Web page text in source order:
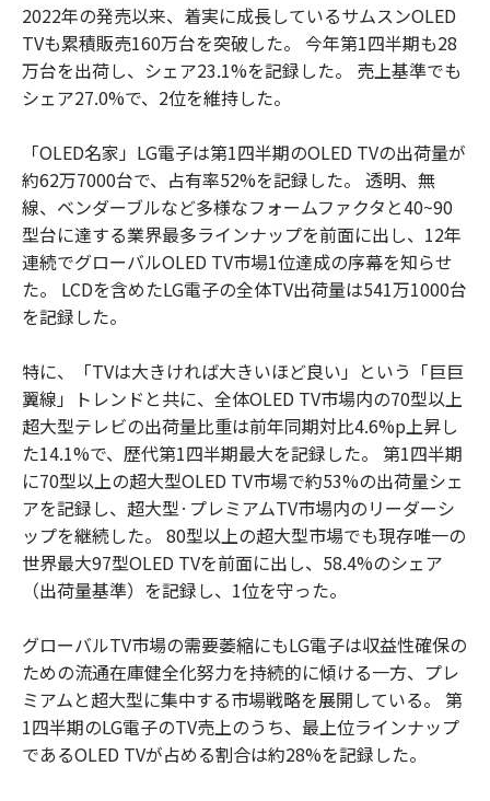
2022年の発売以来、着実に成長しているサムスンOLED
TVも累積販売160万台を突破した。 今年第1四半期も28
万台を出荷し、シェア23.1%を記録した。 売上基準でも
シェア27.0%で、2位を維持した。
「OLED名家」LG電子は第1四半期のOLED TVの出荷量が
約62万7000台で、占有率52%を記録した。 透明、無
線、ベンダーブルなど多様なフォームファクタと40~90
型台に達する業界最多ラインナップを前面に出し、12年
連続でグローバルOLED TV市場1位達成の序幕を知らせ
た。 LCDを含めたLG電子の全体TV出荷量は541万1000台
を記録した。
特に、「TVは大きければ大きいほど良い」という「巨巨
翼線」トレンドと共に、全体OLED TV市場内の70型以上
超大型テレビの出荷量比重は前年同期対比4.6%p上昇し
た14.1%で、歴代第1四半期最大を記録した。 第1四半期
に70型以上の超大型OLED TV市場で約53%の出荷量シェ
アを記録し、超大型·プレミアムTV市場内のリーダーシ
ップを継続した。 80型以上の超大型市場でも現存唯一の
世界最大97型OLED TVを前面に出し、58.4%のシェア
（出荷量基準）を記録し、1位を守った。
グローバルTV市場の需要萎縮にもLG電子は収益性確保の
ための流通在庫健全化努力を持続的に傾ける一方、プレ
ミアムと超大型に集中する市場戦略を展開している。 第
1四半期のLG電子のTV売上のうち、最上位ラインナップ
であるOLED TVが占める割合は約28%を記録した。